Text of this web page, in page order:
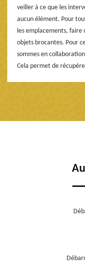
veiller à ce que les
aucun élément. Pour
les emplacements, faire
objets brocantes. Pour
sommes en
Cela permet de